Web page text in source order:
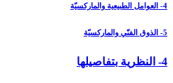
4- العوامل الطبيعية والماركسيّة
5- الذوق الفنّي والماركسيّة
4- النظرية بتفاصيلها